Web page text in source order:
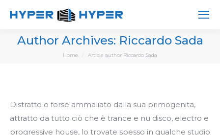
Author Archives: Riccardo Sada
You are here:
Home Article author Riccardo Sada
Distratto o forse ammaliato dalla sua primogenita,
attratto da tutto ciò che è trance e nu disco, electro e
progressive house, lo trovate spesso in qualche studio